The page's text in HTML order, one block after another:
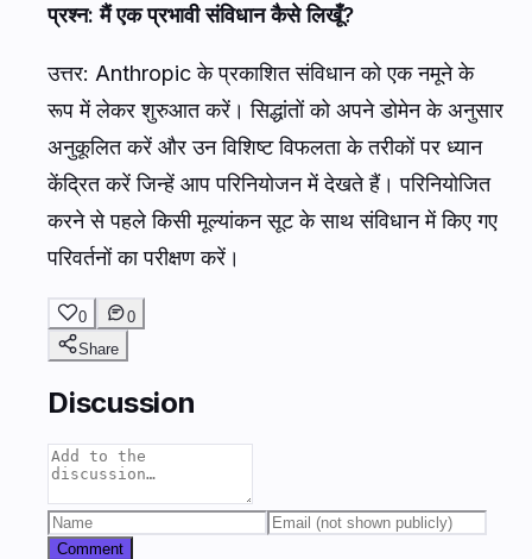
प्रश्न: मैं एक प्रभावी संविधान कैसे लिखूँ?
उत्तर: Anthropic के प्रकाशित संविधान को एक नमूने के
रूप में लेकर शुरुआत करें। सिद्धांतों को अपने डोमेन के अनुसार
अनुकूलित करें और उन विशिष्ट विफलता के तरीकों पर ध्यान
केंद्रित करें जिन्हें आप परिनियोजन में देखते हैं। परिनियोजित
करने से पहले किसी मूल्यांकन सूट के साथ संविधान में किए गए
परिवर्तनों का परीक्षण करें।
0
0
Share
Discussion
Comment